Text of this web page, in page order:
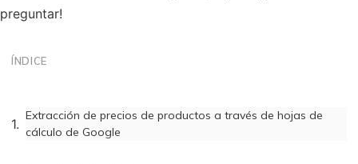
preguntar!
ÍNDICE
Extracción de precios de productos a través de hojas de
cálculo de Google